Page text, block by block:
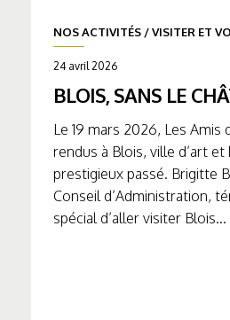
NOS ACTIVITÉS /VISITER ET
24 avril 2026
BLOIS, SANS LE
Le 19 mars 2026, Les Amis
rendus à Blois, ville d’art et
prestigieux passé. Brigitte
Conseil d’Administration,
spécial d’aller visiter Blois...